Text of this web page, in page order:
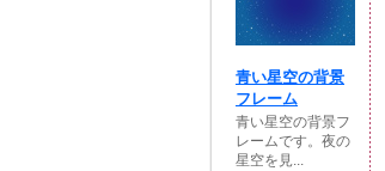
青い星空の背景
フレーム
青い星空の背景フ
レームです。夜の
星空を見...